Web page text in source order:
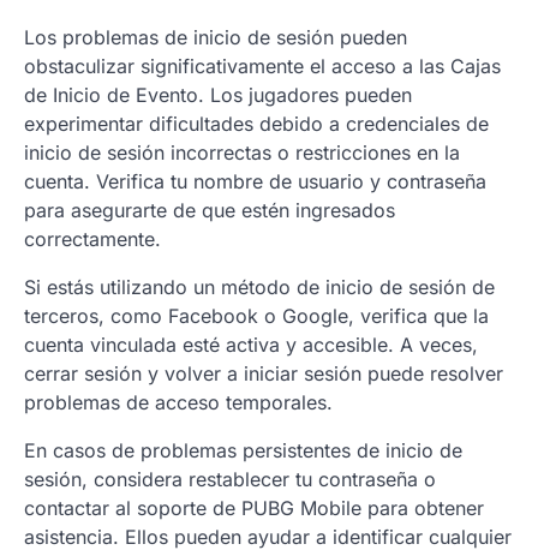
Los problemas de inicio de sesión pueden
obstaculizar significativamente el acceso a las Cajas
de Inicio de Evento. Los jugadores pueden
experimentar dificultades debido a credenciales de
inicio de sesión incorrectas o restricciones en la
cuenta. Verifica tu nombre de usuario y contraseña
para asegurarte de que estén ingresados
correctamente.
Si estás utilizando un método de inicio de sesión de
terceros, como Facebook o Google, verifica que la
cuenta vinculada esté activa y accesible. A veces,
cerrar sesión y volver a iniciar sesión puede resolver
problemas de acceso temporales.
En casos de problemas persistentes de inicio de
sesión, considera restablecer tu contraseña o
contactar al soporte de PUBG Mobile para obtener
asistencia. Ellos pueden ayudar a identificar cualquier